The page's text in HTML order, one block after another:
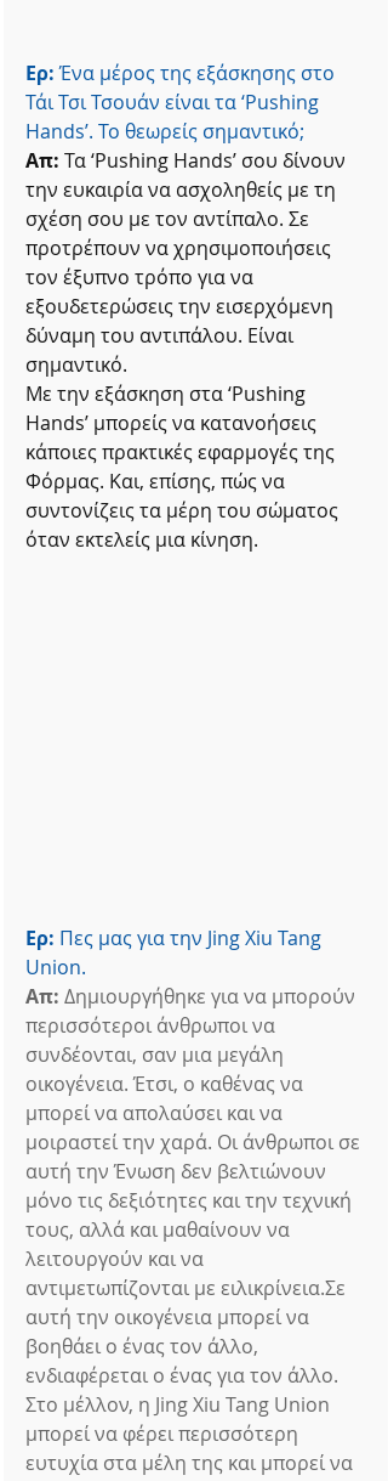
Ερ: Ένα μέρος της εξάσκησης στο
Τάι Τσι Τσουάν είναι τα ‘Pushing
Hands’. Το θεωρείς σημαντικό;
Απ: Τα ‘Pushing Hands’ σου δίνουν
την ευκαιρία να ασχοληθείς με τη
σχέση σου με τον αντίπαλο. Σε
προτρέπουν να χρησιμοποιήσεις
τον έξυπνο τρόπο για να
εξουδετερώσεις την εισερχόμενη
δύναμη του αντιπάλου. Είναι
σημαντικό.
Με την εξάσκηση στα ‘Pushing
Hands’ μπορείς να κατανοήσεις
κάποιες πρακτικές εφαρμογές της
Φόρμας. Και, επίσης, πώς να
συντονίζεις τα μέρη του σώματος
όταν εκτελείς μια κίνηση.
Ερ: Πες μας για την Jing Xiu Tang
Union.
Απ: Δημιουργήθηκε για να μπορούν
περισσότεροι άνθρωποι να
συνδέονται, σαν μια μεγάλη
οικογένεια. Έτσι, ο καθένας να
μπορεί να απολαύσει και να
μοιραστεί την χαρά. Οι άνθρωποι σε
αυτή την Ένωση δεν βελτιώνουν
μόνο τις δεξιότητες και την τεχνική
τους, αλλά και μαθαίνουν να
λειτουργούν και να
αντιμετωπίζονται με ειλικρίνεια.Σε
αυτή την οικογένεια μπορεί να
βοηθάει ο ένας τον άλλο,
ενδιαφέρεται ο ένας για τον άλλο.
Στο μέλλον, η Jing Xiu Tang Union
μπορεί να φέρει περισσότερη
ευτυχία στα μέλη της και μπορεί να